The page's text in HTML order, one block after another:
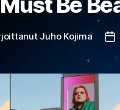
Juho Kojima